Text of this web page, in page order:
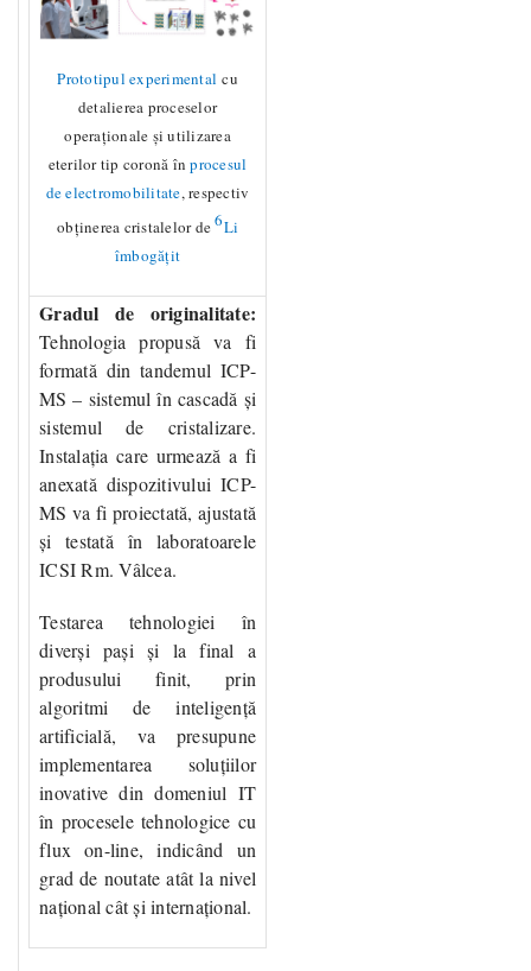
Prototipul experimental cu
detalierea proceselor
operaționale și utilizarea
eterilor tip coronă înprocesul
de electromobilitate, respectiv
obținerea cristalelor de6Li
îmbogățit
Gradul de originalitate:
Tehnologia propusă va fi
formată din tandemul ICP-
MS – sistemul în cascadă și
sistemul de cristalizare.
Instalația care urmează a fi
anexată dispozitivului ICP-
MS va fi proiectată, ajustată
și testată în laboratoarele
ICSI Rm. Vâlcea.
Testarea tehnologiei în
diverși pași și la final a
produsului finit, prin
algoritmi de inteligență
artificială, va presupune
implementarea soluțiilor
inovative din domeniul IT
în procesele tehnologice cu
flux on-line, indicând un
grad de noutate atât la nivel
național cât și internațional.